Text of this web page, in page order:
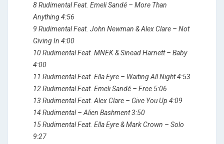
8 Rudimental Feat. Emeli Sandé – More Than
Anything 4:56
9 Rudimental Feat. John Newman & Alex Clare – Not
Giving In 4:00
10 Rudimental Feat. MNEK & Sinead Harnett – Baby
4:00
11 Rudimental Feat. Ella Eyre – Waiting All Night 4:53
12 Rudimental Feat. Emeli Sandé – Free 5:06
13 Rudimental Feat. Alex Clare – Give You Up 4:09
14 Rudimental – Alien Bashment 3:50
15 Rudimental Feat. Ella Eyre & Mark Crown – Solo
9:27